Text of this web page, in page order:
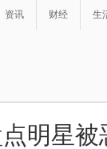
资讯 财经 生
明星